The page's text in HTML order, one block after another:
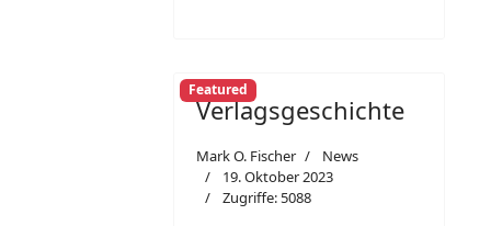
Featured
Verlagsgeschichte
Mark O. Fischer
News
19. Oktober 2023
Zugriffe: 5088